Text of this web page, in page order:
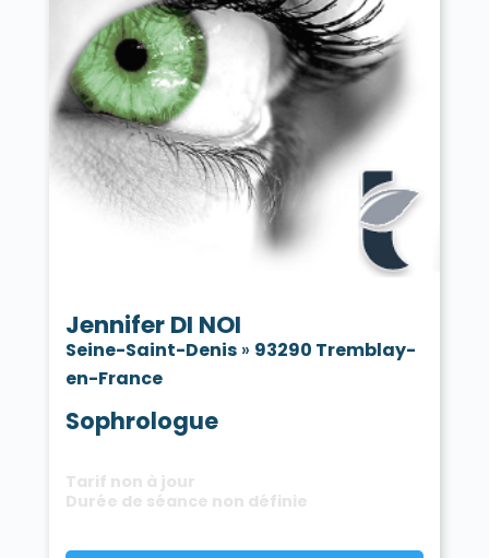
Jennifer DI NOI
Seine-Saint-Denis» 93290 Tremblay-
en-France
Sophrologue
Tarif non à jour
Durée de séance non définie